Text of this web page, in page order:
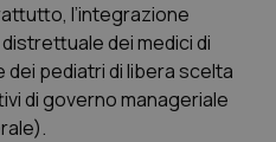
l’integrazione
dei medici di
dei pediatri di libera scelta
di governo manageriale